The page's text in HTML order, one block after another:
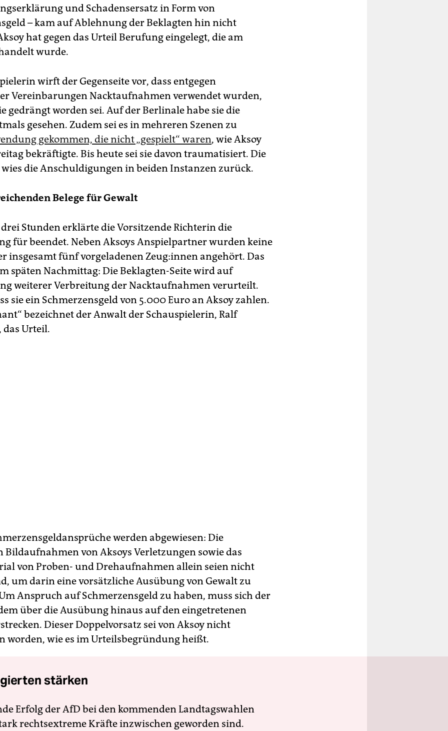
und Schadensersatz in Form von
– kam auf Ablehnung der Beklagten hin nicht
hat gegen das Urteil Berufung eingelegt, die am
wurde.
wirft der Gegenseite vor, dass entgegen
Vereinbarungen Nacktaufnahmen verwendet wurden,
gedrängt worden sei. Auf der Berlinale habe sie die
gesehen. Zudem sei es in mehreren Szenen zu
gekommen, die nicht „gespielt“ waren, wie Aksoy
bekräftigte. Bis heute sei sie davon traumatisiert. Die
wies die Anschuldigungen in beiden Instanzen zurück.
Belege für Gewalt
Stunden erklärte die Vorsitzende Richterin die
für beendet. Neben Aksoys Anspielpartner wurden keine
insgesamt fünf vorgeladenen Zeu­g:in­nen angehört. Das
späten Nachmittag: Die Beklagten-Seite wird auf
weiterer Verbreitung der Nacktaufnahmen verurteilt.
sie ein Schmerzensgeld von 5.000 Euro an Aksoy zahlen.
bezeichnet der Anwalt der Schauspielerin, Ralf
Urteil.
werden abgewiesen: Die
Bildaufnahmen von Aksoys Verletzungen sowie das
von Proben- und Drehaufnahmen allein seien nicht
um darin eine vorsätzliche Ausübung von Gewalt zu
Anspruch auf Schmerzensgeld zu haben, muss sich der
über die Ausübung hinaus auf den eingetretenen
Dieser Doppelvorsatz sei von Aksoy nicht
worden, wie es im Urteilsbegründung heißt.
stärken
Erfolg der AfD bei den kommenden Landtagswahlen
rechtsextreme Kräfte inzwischen geworden sind.